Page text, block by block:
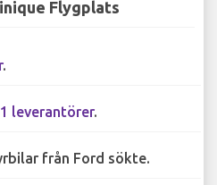
Flygplats
.
1 leverantörer.
från Ford sökte.